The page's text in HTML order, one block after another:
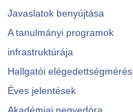
Javaslatok benyújtása
A tanulmányi programok
infrastruktúrája
Hallgatói elégedettségmérés
Éves jelentések